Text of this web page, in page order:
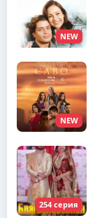
NEW
NEW
254 серия